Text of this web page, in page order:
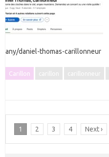
any/daniel-thomas-carillonneur
Carillon carillon carillonneur
1 2 3 4 Next ›